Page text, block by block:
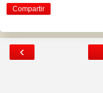
Compartir
‹